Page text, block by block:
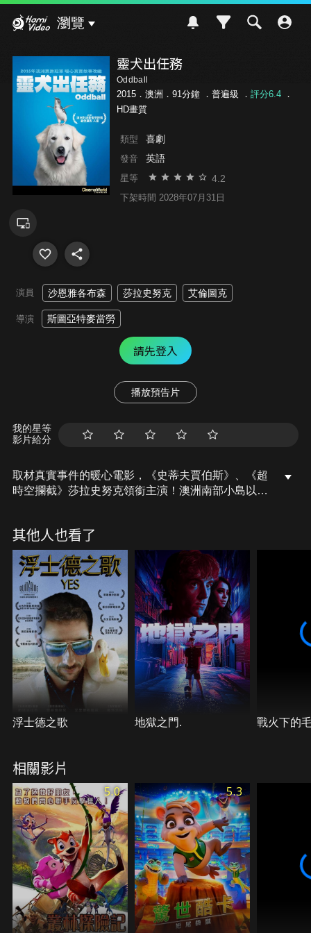
瀏覽
靈犬出任務
Oddball
2015．澳洲．91分鐘 ． 普遍級 ． 評分6.4．
HD畫質
類型 喜劇
發音 英語
星等 4.2
下架時間 2028年07月31日
演員 沙恩雅各布森 莎拉史努克 艾倫圖克
導演 斯圖亞特麥當勞
請先登入
播放預告片
我的星等
影片給分
取材真實事件的暖心電影，《史蒂夫賈伯斯》、《超
時空攔截》莎拉史努克領銜主演！澳洲南部小島以神
救企鵝——訓練愛暴衝的牧羊犬怪球！究竟可愛的
Oddball能否成功完成任務呢？
其他人也看了
浮士德之歌 地獄之門. 戰火下的
相關影片
5.0 5.3